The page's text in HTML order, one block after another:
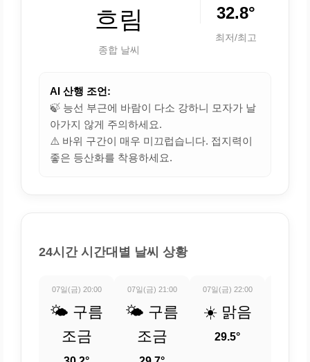
흐림
종합 날씨
32.8°
최저/최고
AI 산행 조언:
🍃 능선 부근에 바람이 다소 강하니 모자가 날
아가지 않게 주의하세요.
⚠️ 바위 구간이 매우 미끄럽습니다. 접지력이
좋은 등산화를 착용하세요.
24시간 시간대별 날씨 상황
07일(금) 20:00
🌤️ 구름
조금
07일(금) 21:00
🌤️ 구름
조금
07일(금) 22:00
☀️ 맑음
29.5°